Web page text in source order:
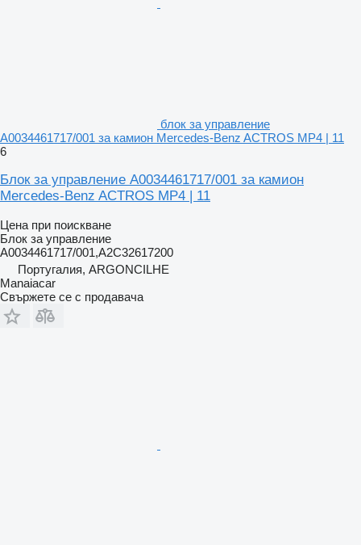
блок за управление
A0034461717/001 за камион Mercedes-Benz ACTROS MP4 | 11
6
Блок за управление A0034461717/001 за камион
Mercedes-Benz ACTROS MP4 | 11
Цена при поискване
Блок за управление
A0034461717/001,A2C32617200
Португалия, ARGONCILHE
Manaiacar
Свържете се с продавача